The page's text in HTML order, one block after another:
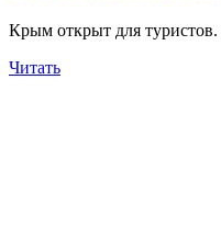
Крым открыт для
Читать